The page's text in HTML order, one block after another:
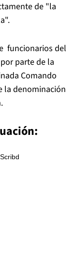
de "la
funcionarios del
parte de la
Comando
la denominación